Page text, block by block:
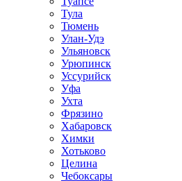
Тула
Тюмень
Улан-Удэ
Ульяновск
Урюпинск
Уссурийск
Уфа
Ухта
Фрязино
Хабаровск
Химки
Хотьково
Целина
Чебоксары